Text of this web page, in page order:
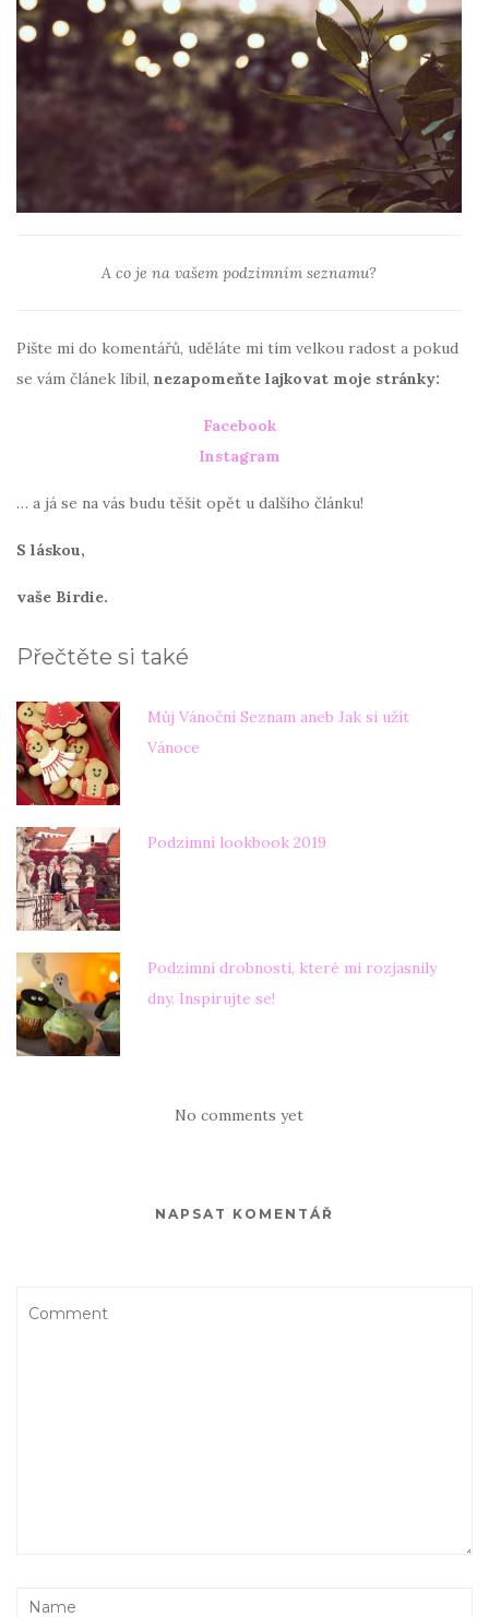
A co je na vašem podzimním seznamu?
Pište mi do komentářů, uděláte mi tím velkou radost a pokud
se vám článek líbil, nezapomeňte lajkovat moje stránky:
Facebook
Instagram
… a já se na vás budu těšit opět u dalšího článku!
S láskou,
vaše Birdie.
Přečtěte si také
Můj Vánoční Seznam aneb Jak si užít
Vánoce
Podzimní lookbook 2019
Podzimní drobnosti, které mi rozjasnily
dny. Inspirujte se!
No comments yet
NAPSAT KOMENTÁŘ